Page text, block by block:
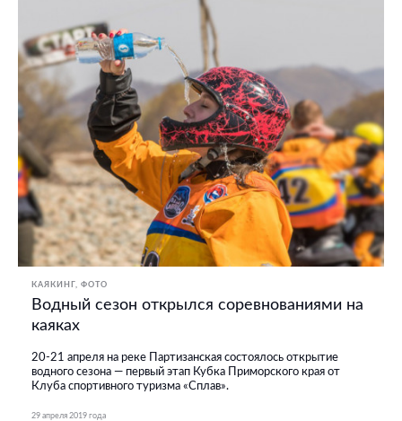
КАЯКИНГ ФОТО
Водный сезон открылся соревнованиями на
каяках
20-21 апреля на реке Партизанская состоялось открытие
водного сезона ― первый этап Кубка Приморского края от
Клуба спортивного туризма «Сплав».
29 апреля 2019 года